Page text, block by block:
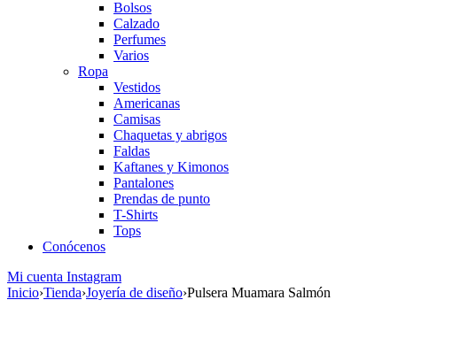
Bolsos
Calzado
Perfumes
Varios
Ropa
Vestidos
Americanas
Camisas
Chaquetas y abrigos
Faldas
Kaftanes y Kimonos
Pantalones
Prendas de punto
T-Shirts
Tops
Conócenos
Mi cuenta Instagram
Inicio›Tienda›Joyería de diseño›Pulsera Muamara Salmón